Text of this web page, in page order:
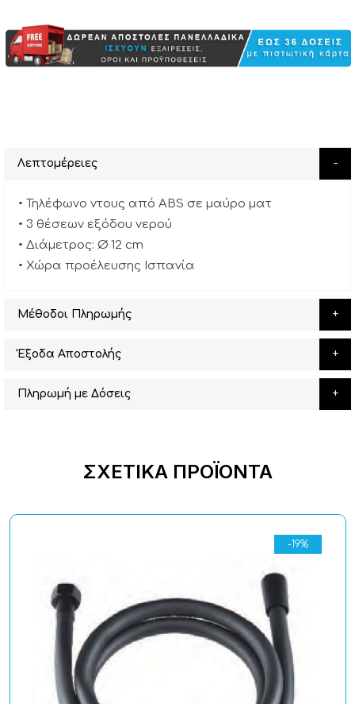
Λεπτομέρειες
• Τηλέφωνο ντους από ABS σε μαύρο ματ
• 3 θέσεων εξόδου νερού
• Διάμετρος: Ø 12 cm
• Χώρα προέλευσης Ισπανία
Μέθοδοι Πληρωμής
Έξοδα Αποστολής
Πληρωμή με Δόσεις
ΣΧΕΤΙΚΆ ΠΡΟΪΌΝΤΑ
-19%